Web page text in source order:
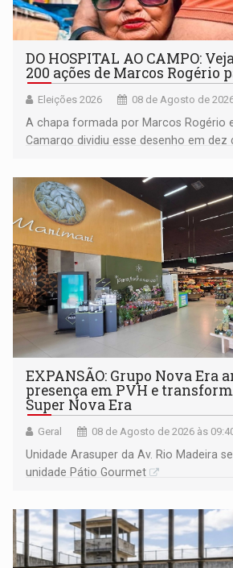
DO HOSPITAL AO CAMPO:
200 ações de Marcos Rogério
Eleições 2026 08 de Agosto de
A chapa formada por Marcos Rogério
Camargo dividiu esse desenho em dez
EXPANSÃO: Grupo Nova Era
presença em PVH e
Super Nova Era
Geral 08 de Agosto de 2026 às
Unidade Arasuper da Av. Rio Madeira
unidade Pátio Gourmet